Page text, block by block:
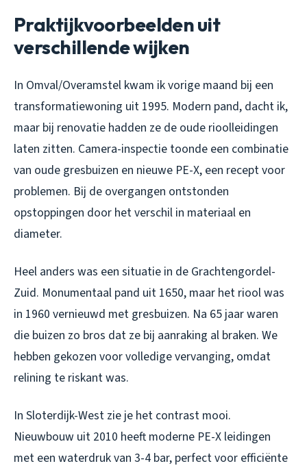
Praktijkvoorbeelden uit
verschillende wijken
In Omval/Overamstel kwam ik vorige maand bij een
transformatiewoning uit 1995. Modern pand, dacht ik,
maar bij renovatie hadden ze de oude rioolleidingen
laten zitten. Camera-inspectie toonde een combinatie
van oude gresbuizen en nieuwe PE-X, een recept voor
problemen. Bij de overgangen ontstonden
opstoppingen door het verschil in materiaal en
diameter.
Heel anders was een situatie in de Grachtengordel-
Zuid. Monumentaal pand uit 1650, maar het riool was
in 1960 vernieuwd met gresbuizen. Na 65 jaar waren
die buizen zo bros dat ze bij aanraking al braken. We
hebben gekozen voor volledige vervanging, omdat
relining te riskant was.
In Sloterdijk-West zie je het contrast mooi.
Nieuwbouw uit 2010 heeft moderne PE-X leidingen
met een waterdruk van 3-4 bar, perfect voor efficiënte